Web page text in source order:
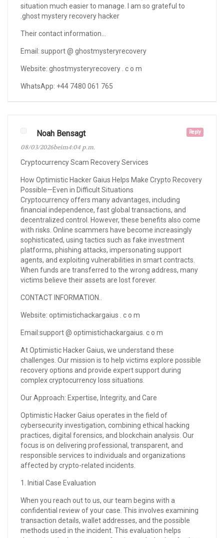
situation much easier to manage. I am so grateful to
.ghost mystery recovery hacker
Their contact information…
Email: support @ ghostmysteryrecovery
Website: ghostmysteryrecovery . c o m
WhatsApp: +44 7480 061 765
Reply
Noah Bensagt
08/03/2026beim4:04 p.m.
Cryptocurrency Scam Recovery Services
How Optimistic Hacker Gaius Helps Make Crypto Recovery
Possible—Even in Difficult Situations
Cryptocurrency offers many advantages, including
financial independence, fast global transactions, and
decentralized control. However, these benefits also come
with risks. Online scammers have become increasingly
sophisticated, using tactics such as fake investment
platforms, phishing attacks, impersonating support
agents, and exploiting vulnerabilities in smart contracts.
When funds are transferred to the wrong address, many
victims believe their assets are lost forever.
CONTACT INFORMATION..
Website: optimistichackargaius . c o m
Email:support @ optimistichackargaius. c o m
At Optimistic Hacker Gaius, we understand these
challenges. Our mission is to help victims explore possible
recovery options and provide expert support during
complex cryptocurrency loss situations.
Our Approach: Expertise, Integrity, and Care
Optimistic Hacker Gaius operates in the field of
cybersecurity investigation, combining ethical hacking
practices, digital forensics, and blockchain analysis. Our
focus is on delivering professional, transparent, and
responsible services to individuals and organizations
affected by crypto-related incidents.
1. Initial Case Evaluation
When you reach out to us, our team begins with a
confidential review of your case. This involves examining
transaction details, wallet addresses, and the possible
methods used in the incident. This evaluation helps